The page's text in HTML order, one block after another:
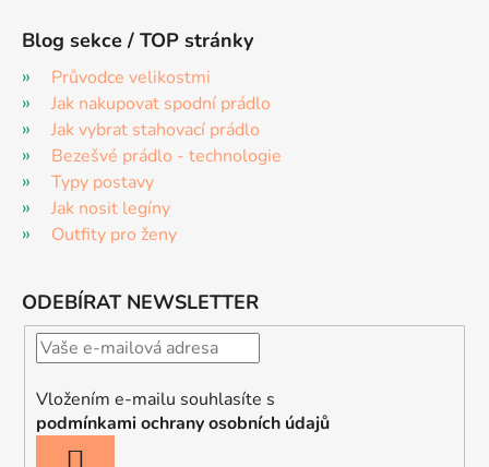
Blog sekce / TOP stránky
Průvodce velikostmi
Jak nakupovat spodní prádlo
Jak vybrat stahovací prádlo
Bezešvé prádlo - technologie
Typy postavy
Jak nosit legíny
Outfity pro ženy
ODEBÍRAT NEWSLETTER
Vložením e-mailu souhlasíte s
podmínkami ochrany osobních údajů